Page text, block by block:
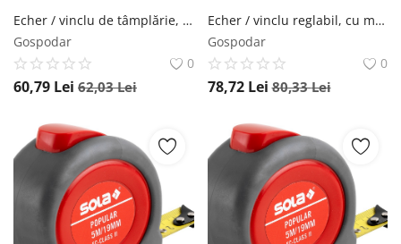
Echer / vinclu de tâmplărie, L=250 mm, SRC 250 - SOLA-56014101
Gospodar
0
60,79 Lei 62,03Lei
Echer / vinclu reglabil, cu marcaj pentru unghiuri, L=250 mm, VSTG 250 - SOLA-56052101
Gospodar
0
78,72 Lei 80,33Lei